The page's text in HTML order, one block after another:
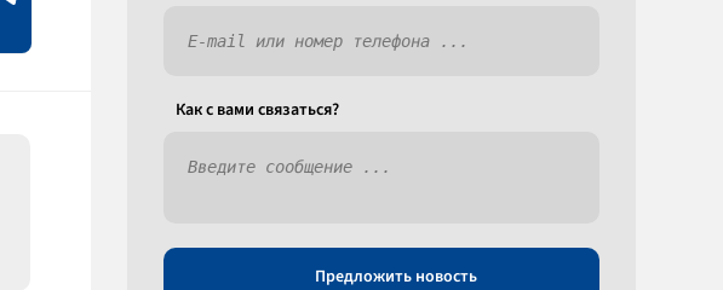
Как c вами связаться?
Предложить новость